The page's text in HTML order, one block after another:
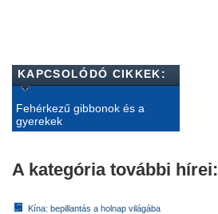
KAPCSOLÓDÓ CIKKEK:
Fehérkezű gibbonok és a
gyerekek
A kategória további hírei:
Kína: bepillantás a holnap világába